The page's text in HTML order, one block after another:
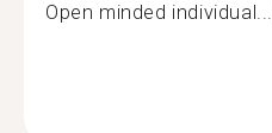
Open minded individual...